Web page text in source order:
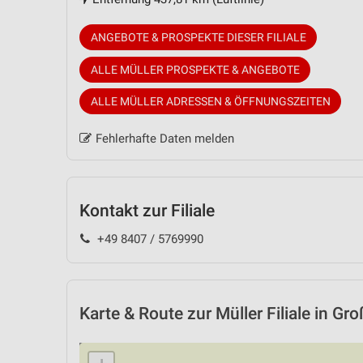
ANGEBOTE & PROSPEKTE DIESER FILIALE
ALLE MÜLLER PROSPEKTE & ANGEBOTE
ALLE MÜLLER ADRESSEN & ÖFFNUNGSZEITEN
Fehlerhafte Daten melden
Kontakt zur Filiale
+49 8407 / 5769990
Karte & Route zur Müller Filiale in